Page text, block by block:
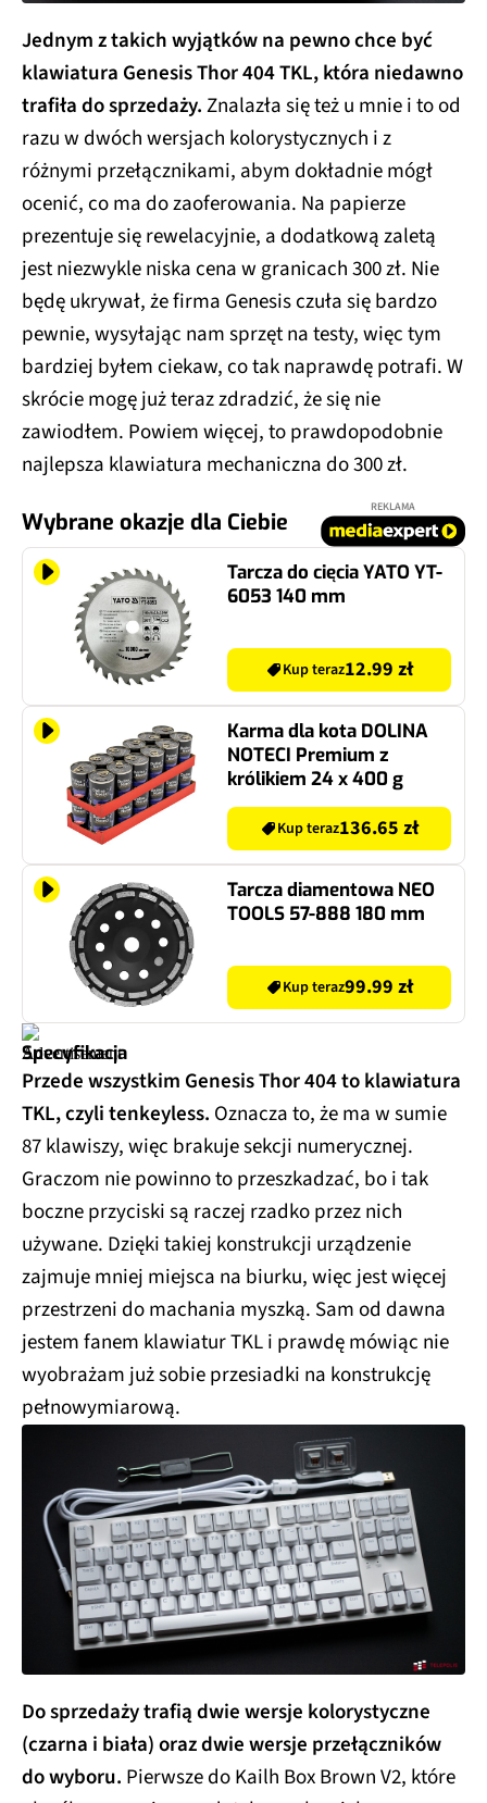
Jednym z takich wyjątków na pewno chce być
klawiatura Genesis Thor 404 TKL, która niedawno
trafiła do sprzedaży.Znalazła się też u mnie i to od
razu w dwóch wersjach kolorystycznych i z
różnymi przełącznikami, abym dokładnie mógł
ocenić, co ma do zaoferowania. Na papierze
prezentuje się rewelacyjnie, a dodatkową zaletą
jest niezwykle niska cena w granicach 300 zł. Nie
będę ukrywał, że firma Genesis czuła się bardzo
pewnie, wysyłając nam sprzęt na testy, więc tym
bardziej byłem ciekaw, co tak naprawdę potrafi. W
skrócie mogę już teraz zdradzić, że się nie
zawiodłem. Powiem więcej, to prawdopodobnie
najlepsza klawiatura mechaniczna do 300 zł.
Wybrane okazje dla Ciebie
REKLAMA
Tarcza do cięcia YATO YT-
6053 140 mm
Kup teraz12.99 zł
Karma dla kota DOLINA
NOTECI Premium z
królikiem 24 x 400 g
Kup teraz136.65 zł
Tarcza diamentowa NEO
TOOLS 57-888 180 mm
Kup teraz99.99 zł
Specyfikacja
Przede wszystkim Genesis Thor 404 to klawiatura
TKL, czyli tenkeyless. Oznacza to, że ma w sumie
87 klawiszy, więc brakuje sekcji numerycznej.
Graczom nie powinno to przeszkadzać, bo i tak
boczne przyciski są raczej rzadko przez nich
używane. Dzięki takiej konstrukcji urządzenie
zajmuje mniej miejsca na biurku, więc jest więcej
przestrzeni do machania myszką. Sam od dawna
jestem fanem klawiatur TKL i prawdę mówiąc nie
wyobrażam już sobie przesiadki na konstrukcję
pełnowymiarową.
Do sprzedaży trafią dwie wersje kolorystyczne
(czarna i biała) oraz dwie wersje przełączników
do wyboru. Pierwsze do Kailh Box Brown V2, które